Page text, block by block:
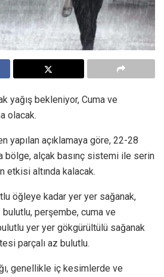
yağış bekleniyor, Cuma ve
olacak.
yapılan açıklamaya göre, 22-28
bölge, alçak basınç sistemi ile serin
etkisi altında kalacak.
öğleye kadar yer yer sağanak,
bulutlu, perşembe, cuma ve
yer yer gökgürültülü sağanak
parçalı az bulutlu.
genellikle iç kesimlerde ve